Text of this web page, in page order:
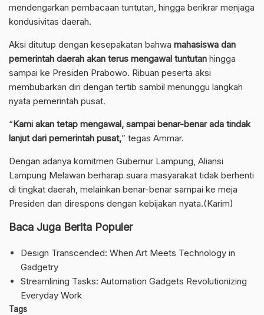
mendengarkan pembacaan tuntutan, hingga berikrar menjaga
kondusivitas daerah.
Aksi ditutup dengan kesepakatan bahwa mahasiswa dan
pemerintah daerah akan terus mengawal tuntutan hingga
sampai ke Presiden Prabowo. Ribuan peserta aksi
membubarkan diri dengan tertib sambil menunggu langkah
nyata pemerintah pusat.
“Kami akan tetap mengawal, sampai benar-benar ada tindak
lanjut dari pemerintah pusat,” tegas Ammar.
Dengan adanya komitmen Gubernur Lampung, Aliansi
Lampung Melawan berharap suara masyarakat tidak berhenti
di tingkat daerah, melainkan benar-benar sampai ke meja
Presiden dan direspons dengan kebijakan nyata.(Karim)
Baca Juga Berita Populer
Design Transcended: When Art Meets Technology in
Gadgetry
Streamlining Tasks: Automation Gadgets Revolutionizing
Everyday Work
Tags